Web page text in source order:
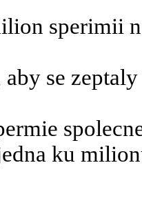
sperimii
se zeptaly
ku